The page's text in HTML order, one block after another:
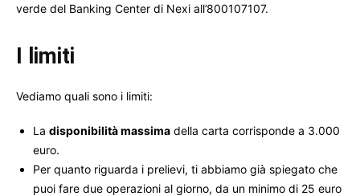
verde del Banking Center di Nexi all’800107107.
I limiti
Vediamo quali sono i limiti:
La disponibilità massima della carta corrisponde a 3.000
euro.
Per quanto riguarda i prelievi, ti abbiamo già spiegato che
puoi fare due operazioni al giorno, da un minimo di 25 euro